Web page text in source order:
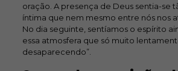
oração. A presença de Deus sentia-se
íntima que nem mesmo entre nós nos
No dia seguinte, sentíamos o espírito
essa atmosfera que só muito
desaparecendo”.